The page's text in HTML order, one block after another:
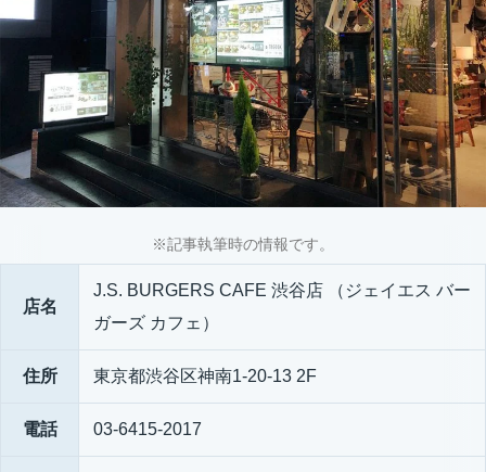
※記事執筆時の情報です。
店名
J.S. BURGERS CAFE 渋谷店 （ジェイエス バー
ガーズ カフェ）
住所 東京都渋谷区神南1-20-13 2F
電話 03-6415-2017